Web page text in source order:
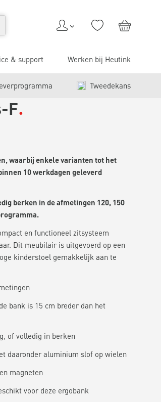
& support Werken bij Heutink
Tweedekans
F
waarbij enkele varianten tot het
10 werkdagen geleverd
berken in de afmetingen 120, 150
en functioneel zitsysteem
Dit meubilair is uitgevoerd op een
kinderstoel gemakkelijk aan te
bank is 15 cm breder dan het
of volledig in berken
daaronder aluminium slof op wielen
magneten
voor deze ergobank